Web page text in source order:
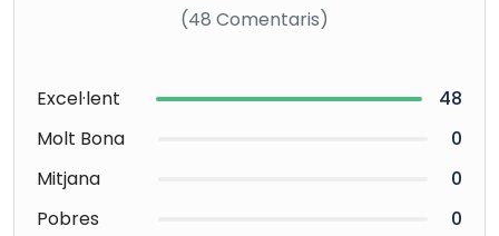
(48 Comentaris)
Excel·lent
48
Molt Bona
0
Mitjana
0
Pobres
0